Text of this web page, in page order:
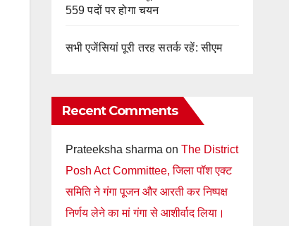
559 पदों पर होगा चयन
सभी एजेंसियां पूरी तरह सतर्क रहें: सीएम
Recent Comments
Prateeksha sharma on The District
Posh Act Committee, जिला पॉश एक्ट
समिति ने गंगा पूजन और आरती कर निष्पक्ष
निर्णय लेने का मां गंगा से आशीर्वाद लिया।